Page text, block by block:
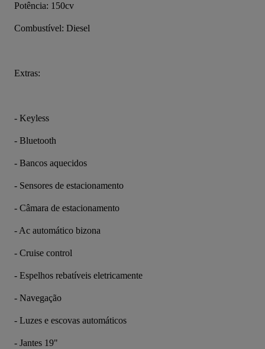
Potência: 150cv
Combustível: Diesel
Extras:
- Keyless
- Bluetooth
- Bancos aquecidos
- Sensores de estacionamento
- Câmara de estacionamento
- Ac automático bizona
- Cruise control
- Espelhos rebatíveis eletricamente
- Navegação
- Luzes e escovas automáticos
- Jantes 19"